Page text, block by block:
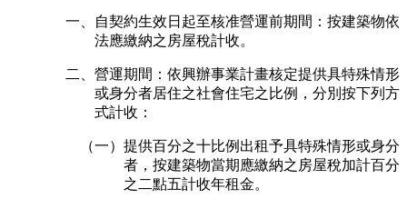
一、自契約生效日起至核准營運前期間：按建築物依
法應繳納之房屋稅計收。
二、營運期間：依興辦事業計畫核定提供具特殊情形
或身分者居住之社會住宅之比例，分別按下列方
式計收：
（一）提供百分之十比例出租予具特殊情形或身分
者，按建築物當期應繳納之房屋稅加計百分
之二點五計收年租金。